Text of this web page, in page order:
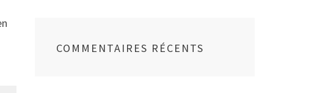
COMMENTAIRES RÉCENTS